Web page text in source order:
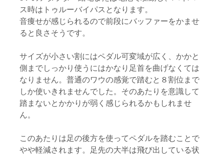
ス時はトゥルーバイパスとなります。
音痩せが感じられるので前段にバッファーをかませ
ると良さそうです。
サイズが小さい割にはペダル可変域が広く、かかと
側までしっかり使うにはかなり足首を曲げなくては
なりません。普通のワウの感覚で踏むと８割位まで
しか使いきれませんでした。そのあたりを意識して
踏まないとかかりが弱く感じられるかもしれませ
ん。
このあたりは足の後方を使ってペダルを踏むことで
やや軽減されます。足先の大半は飛び出している状